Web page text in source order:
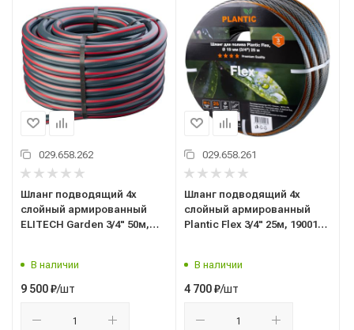
029.658.262
Шланг подводящий 4х
слойный армированный
ELITECH Garden 3/4" 50м,
В наличии
9 500₽/шт
029.658.261
Шланг подводящий 4х
слойный армированный
Plantic Flex 3/4" 25м, 19001-
В наличии
4 700₽/шт